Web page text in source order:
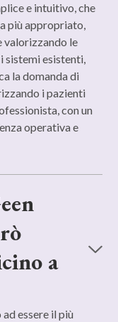
e intuitivo, che
più appropriato,
valorizzando le
sistemi esistenti,
la domanda di
i pazienti
con un
operativa e
a
essere il più